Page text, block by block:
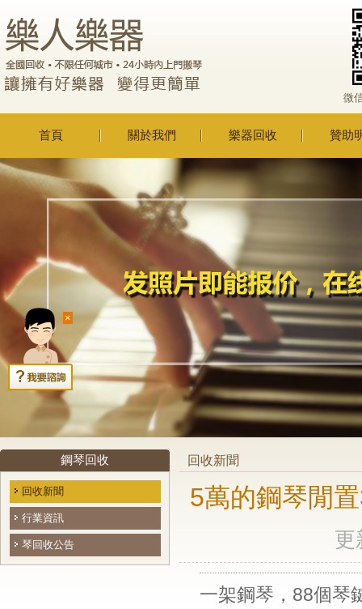
微
首頁 關於我們 樂器回收 贊助
鋼琴回收
回收新聞
行業資訊
琴回收公告
回收新聞
5萬的鋼琴閒
更
一架鋼琴， 88個琴
×